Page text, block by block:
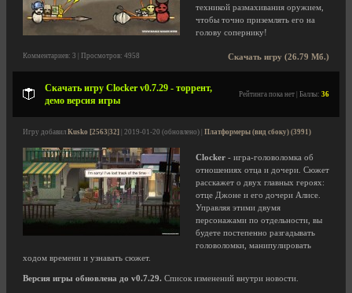
техникой размахивания оружием,
чтобы точно приземлять его на
голову сопернику!
Скачать игру (26.79 Мб.)
Комментариев: 3 | Просмотров: 4958
Скачать игру Clocker v0.7.29 - торрент,
демо версия игры
Рейтинга пока нет | Баллы: 36
Игру добавил Kusko [2563|32] | 2019-01-20 (обновлено) | Платформеры (вид сбоку) (3991)
Clocker - игра-головоломка об
отношениях отца и дочери. Сюжет
расскажет о двух главных героях:
отце Джоне и его дочери Алисе.
Управляя этими двумя
персонажами по отдельности, вы
будете постепенно разгадывать
головоломки, манипулировать
ходом времени и узнавать сюжет.
Версия игры обновлена до v0.7.29. Список изменений внутри новости.